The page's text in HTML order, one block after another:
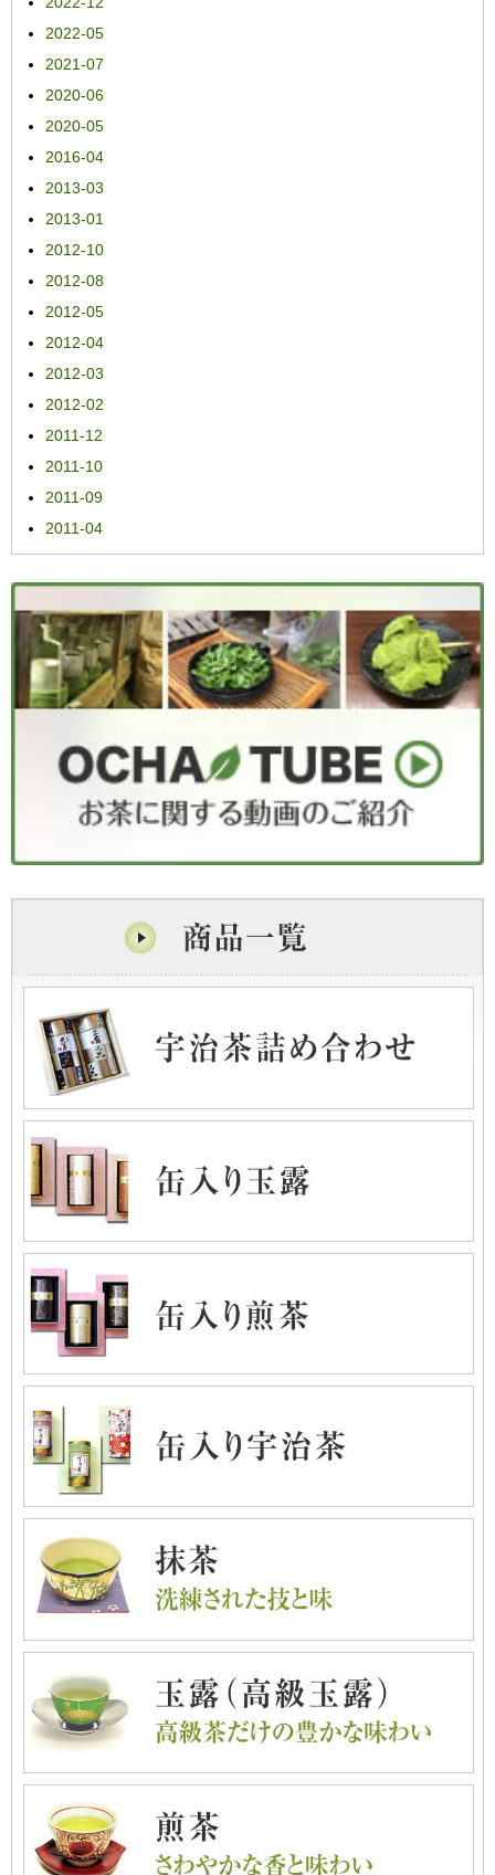
2022-05
2021-07
2020-06
2020-05
2016-04
2013-03
2013-01
2012-10
2012-08
2012-05
2012-04
2012-03
2012-02
2011-12
2011-10
2011-09
2011-04